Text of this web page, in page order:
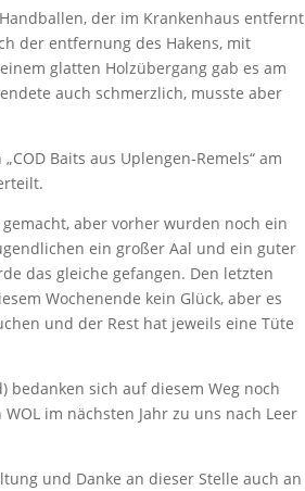
der im Krankenhaus entfernt
der entfernung des Hakens, mit
glatten Holzübergang gab es am
auch schmerzlich, musste aber
Baits aus Uplengen-Remels“ am
aber vorher wurden noch ein
ein großer Aal und ein guter
das gleiche gefangen. Den letzten
Wochenende kein Glück, aber es
und der Rest hat jeweils eine Tüte
bedanken sich auf diesem Weg noch
im nächsten Jahr zu uns nach Leer
und Danke an dieser Stelle auch an